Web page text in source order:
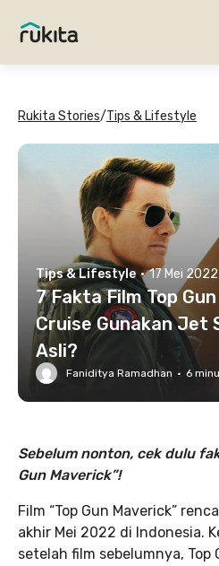
Rukita Stories/Tips & Lifestyle
Tips & Lifestyle · 17 Mei 2022
7 Fakta Film Top
Cruise Gunakan Jet
Asli?
Faniditya Ramadhan · 6
Sebelum nonton, cek dulu
Gun Maverick”!
Film “Top Gun Maverick”
akhir Mei 2022 di Indonesia.
setelah film sebelumnya, Top